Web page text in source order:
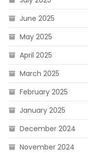
June 2025
May 2025
April 2025
March 2025
February 2025
January 2025
December 2024
November 2024